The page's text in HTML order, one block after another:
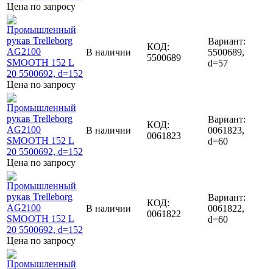
Цена по запросу
Цена по запросу
В наличии
КОД:
5500689
Вариант:
5500689,
d=57
Цена по запросу
В наличии
КОД:
0061823
Вариант:
0061823,
d=60
Цена по запросу
В наличии
КОД:
0061822
Вариант:
0061822,
d=60